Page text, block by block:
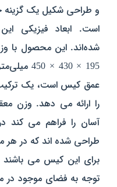
و طراحی شکیل یک گزینه
است. ابعاد فیزیکی
195 × 430 × 450 میلی‌متر که
عمق کیس است، یک
را ارائه می‌ دهد. وزن
آسان را فراهم می‌ کند
طراحی شده‌ اند که در هر
برای این کیس می‌ باشند
توجه به فضای موجود در